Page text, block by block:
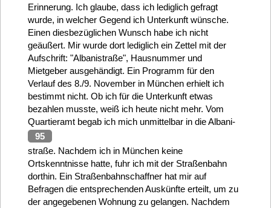
Erinnerung. Ich glaube, dass ich lediglich gefragt
wurde, in welcher Gegend ich Unterkunft wünsche.
Einen diesbezüglichen Wunsch habe ich nicht
geäußert. Mir wurde dort lediglich ein Zettel mit der
Aufschrift: "Albanistraße", Hausnummer und
Mietgeber ausgehändigt. Ein Programm für den
Verlauf des 8./9. November in München erhielt ich
bestimmt nicht. Ob ich für die Unterkunft etwas
bezahlen musste, weiß ich heute nicht mehr. Vom
Quartieramt begab ich mich unmittelbar in die Albani-
95
straße. Nachdem ich in München keine
Ortskenntnisse hatte, fuhr ich mit der Straßenbahn
dorthin. Ein Straßenbahnschaffner hat mir auf
Befragen die entsprechenden Auskünfte erteilt, um zu
der angegebenen Wohnung zu gelangen. Nachdem